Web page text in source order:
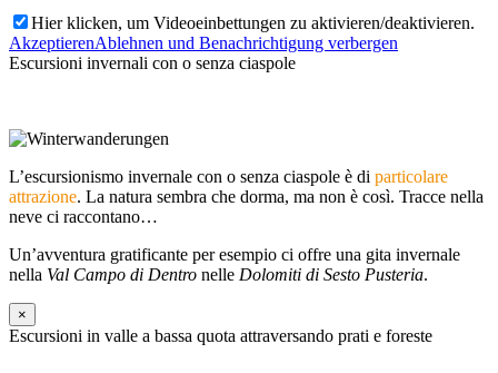
Hier klicken, um Videoeinbettungen zu aktivieren/deaktivieren.
AkzeptierenAblehnen und Benachrichtigung verbergen
Escursioni invernali con o senza ciaspole
L’escursionismo invernale con o senza ciaspole è di particolare
attrazione. La natura sembra che dorma, ma non è così. Tracce nella
neve ci raccontano…
Un’avventura gratificante per esempio ci offre una gita invernale
nella Val Campo di Dentro nelle Dolomiti di Sesto Pusteria.
×
Escursioni in valle a bassa quota attraversando prati e foreste